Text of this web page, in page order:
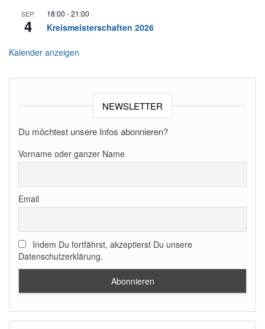
SEP.
4
18:00 -21:00
Kreismeisterschaften 2026
Kalender anzeigen
NEWSLETTER
Du möchtest unsere Infos abonnieren?
Vorname oder ganzer Name
Email
Indem Du fortfährst, akzeptierst Du unsere
Datenschutzerklärung.